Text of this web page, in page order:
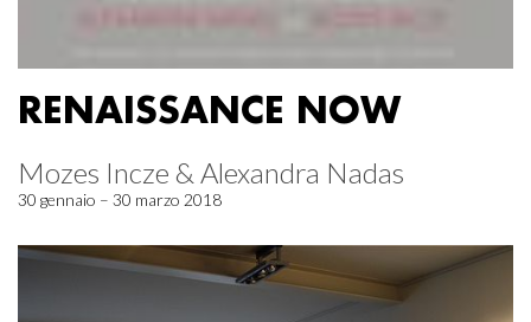
RENAISSANCE NOW
Mozes Incze & Alexandra Nadas
30 gennaio – 30 marzo 2018